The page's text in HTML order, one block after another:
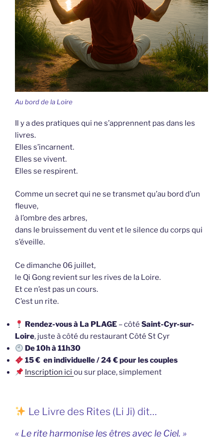
Au bord de la Loire
Il y a des pratiques qui ne s’apprennent pas dans les
livres.
Elles s’incarnent.
Elles se vivent.
Elles se respirent.
Comme un secret qui ne se transmet qu’au bord d’un
fleuve,
à l’ombre des arbres,
dans le bruissement du vent et le silence du corps qui
s’éveille.
Ce dimanche 06 juillet,
le Qi Gong revient sur les rives de la Loire.
Et ce n’est pas un cours.
C’est un rite.
Rendez-vous à La PLAGE – côtéSaint-Cyr-sur-
Loire, juste à côté du restaurant Côté St Cyr
De 10h à 11h30
15 € en individuelle / 24 € pour les couples
Inscription iciou sur place, simplement
Le Livre des Rites (Li Ji) dit…
« Le rite harmonise les êtres avec le Ciel. »